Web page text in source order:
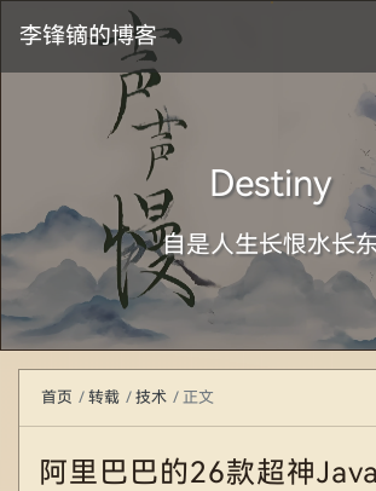
李锋镝的博客
Destiny
自是人生长恨水长
首页 转载 技术 正文
阿里巴巴的26款超神